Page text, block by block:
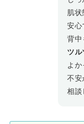
肌状
安心
背中
ツル
よか
不安
相談